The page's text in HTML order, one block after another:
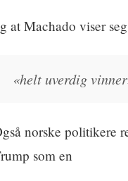
at Machado viser
«helt uverdig
norske politikere
som en